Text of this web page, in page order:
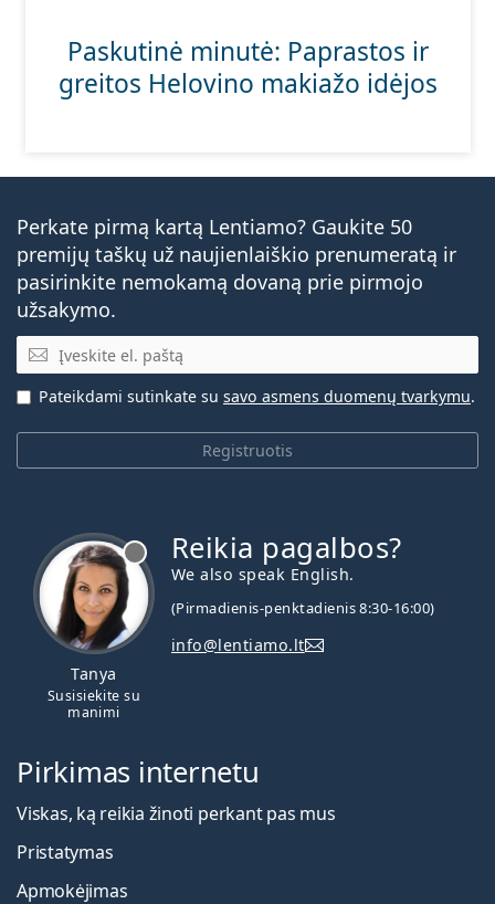
Paskutinė minutė: Paprastos ir
greitos Helovino makiažo idėjos
Perkate pirmą kartą Lentiamo? Gaukite 50
premijų taškų už naujienlaiškio prenumeratą ir
pasirinkite nemokamą dovaną prie pirmojo
užsakymo.
El. pašto adresas
Registruotis
Pateikdami sutinkate su savo asmens duomenų tvarkymu.
Tanya
Susisiekite su
manimi
Reikia pagalbos?
We also speak English.
(Pirmadienis-penktadienis 8:30-16:00)
info@lentiamo.lt
Pirkimas internetu
Viskas, ką reikia žinoti perkant pas mus
Pristatymas
Apmokėjimas